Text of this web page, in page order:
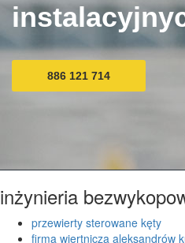
886 121 714
inżynieria
przewierty sterowane kęty
firma wiertnicza aleksandrów